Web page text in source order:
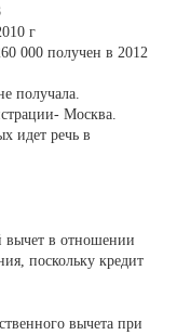
г
000 получен в 2012
получала.
Москва.
идет речь в
вычет в отношении
поскольку кредит
вычета при